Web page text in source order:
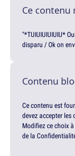
Ce contenu
"*TUIUIUIUIUIU*
disparu / Ok on
Contenu
Ce contenu est
devez accepter
Modifiez ce choix
de la